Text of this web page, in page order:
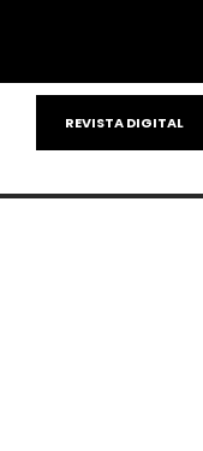
REVISTA DIGITAL